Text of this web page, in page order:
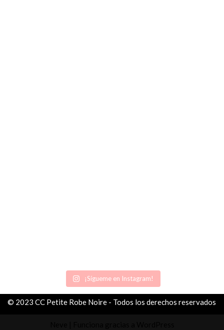
¡Sígueme en Instagram!
© 2023 CC Petite Robe Noire - Todos los derechos reservados